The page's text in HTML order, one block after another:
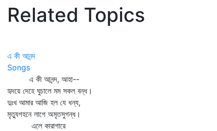
Related Topics
এ কী আনন্দ
Songs
এ কী আনন্দ, আহা--
হৃদয়ে দেহে ঘুচালে মম সকল বন্ধ।
দুঃখ আমার আজি হল যে ধন্য,
মৃত্যুগহনে লাগে অমৃতসুগন্ধ।
এলে কারাগারে